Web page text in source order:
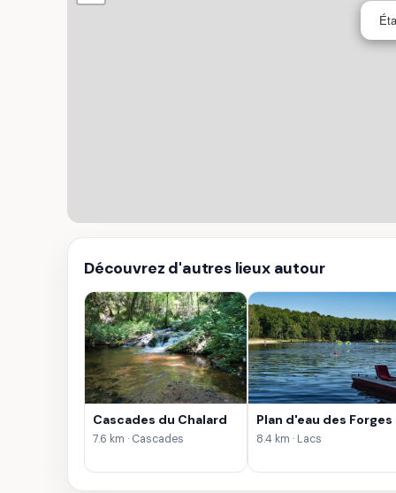
Découvrez d'autres lieux autour
Cascades du Chalard
7.6 km · Cascades
Plan d'eau des Forges
8.4 km · Lacs